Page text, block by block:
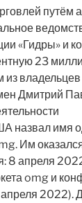
путём
«Гидры» и
23
владельцев
Дмитрий
назвал имя
Им
8 апреля
omg и
2022).